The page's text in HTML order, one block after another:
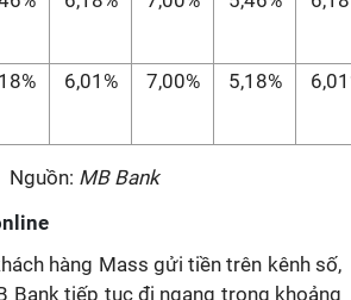
6,01% 7,00% 5,18%
Nguồn: MB Bank
hàng Mass gửi tiền trên kênh số,
Bank tiếp tục đi ngang trong khoảng